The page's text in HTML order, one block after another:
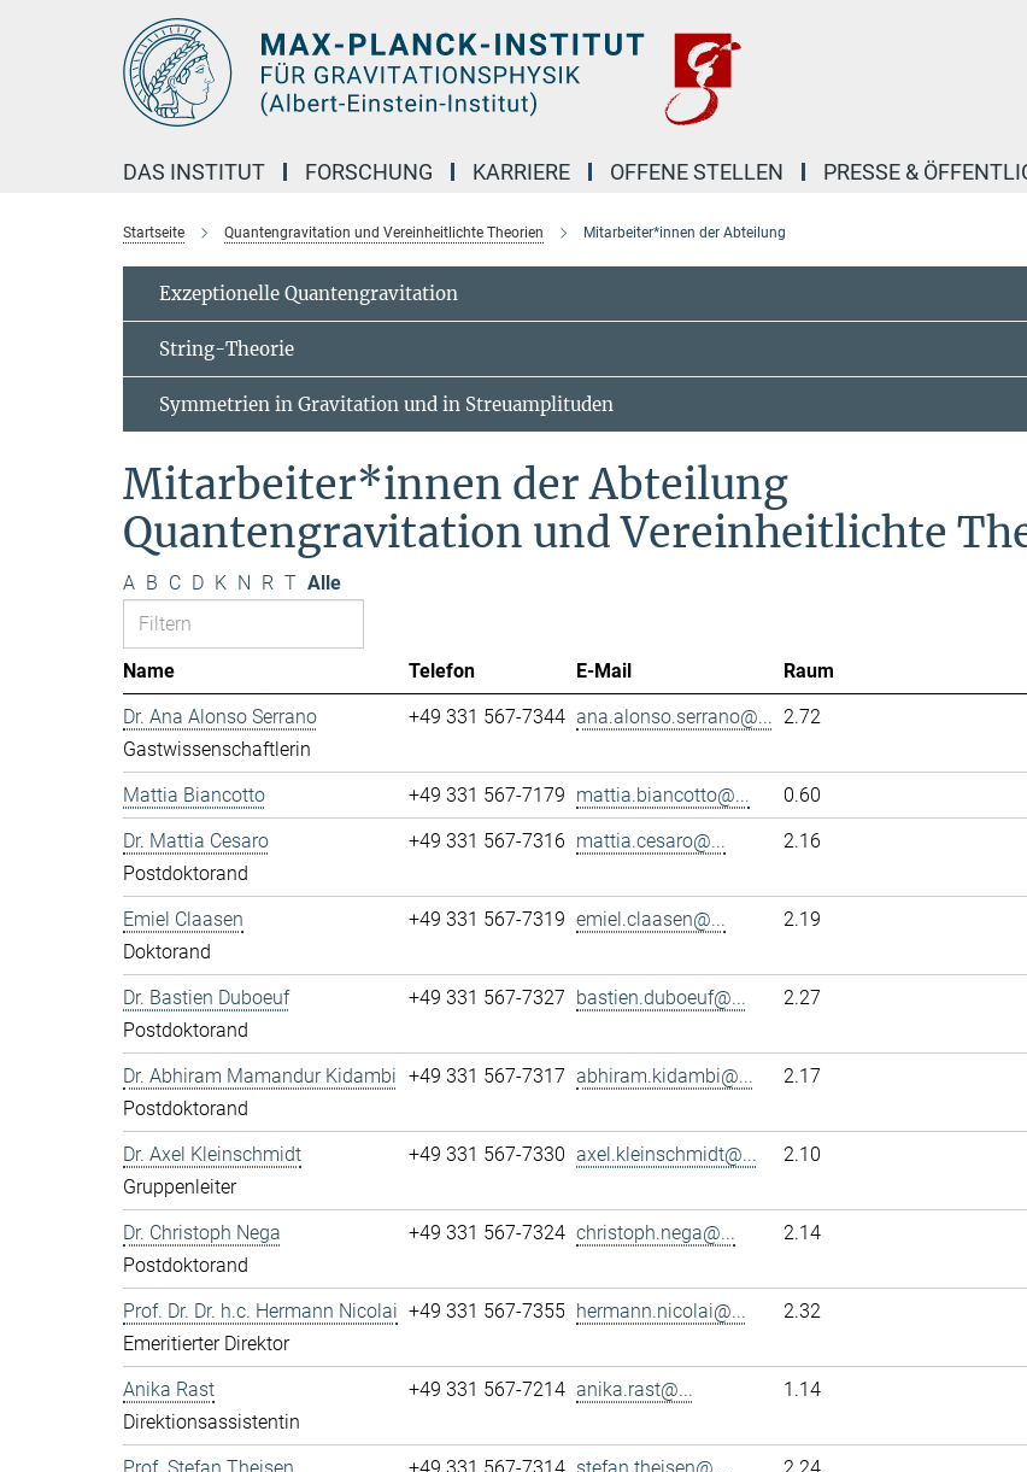
DAS INSTITUT FORSCHUNG KARRIERE OFFENE STELLEN PRESSE &
Startseite Quantengravitation und Vereinheitlichte Theorien Mitarbeiter*innen der Abteilung
Exzeptionelle Quantengravitation
String-Theorie
Symmetrien in Gravitation und in Streuamplituden
Mitarbeiter*innen der Abteilung
Quantengravitation und Vereinheitlichte
A B C D K N R T Alle
Name Telefon E-Mail
Raum
Dr. Ana Alonso Serrano
Gastwissenschaftlerin
+49 331 567-7344 ana.alonso.serrano@... 2.72
Mattia Biancotto +49 331 567-7179 mattia.biancotto@...
0.60
Dr. Mattia Cesaro
Postdoktorand
+49 331 567-7316 mattia.cesaro@... 2.16
Emiel Claasen
Doktorand
+49 331 567-7319 emiel.claasen@... 2.19
Dr. Bastien Duboeuf
Postdoktorand
+49 331 567-7327 bastien.duboeuf@... 2.27
Dr. Abhiram Mamandur Kidambi
Postdoktorand
+49 331 567-7317 abhiram.kidambi@... 2.17
Dr. Axel Kleinschmidt
Gruppenleiter
+49 331 567-7330 axel.kleinschmidt@... 2.10
Dr. Christoph Nega
Postdoktorand
+49 331 567-7324 christoph.nega@... 2.14
Prof. Dr. Dr. h.c. Hermann Nicolai
Emeritierter Direktor
+49 331 567-7355 hermann.nicolai@... 2.32
Anika Rast
Direktionsassistentin
+49 331 567-7214 anika.rast@... 1.14